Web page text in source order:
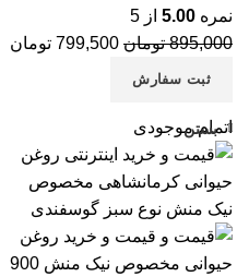
نمره 5.00 از 5
895,000 تومان 799,500 تومان
ثبت سفارش
اتمام موجودی
بستن